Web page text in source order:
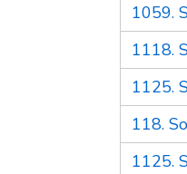
1059.
1118.
1125.
118.
1125.